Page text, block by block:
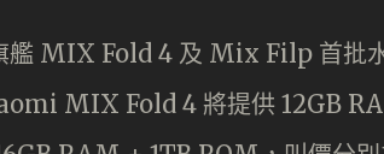
MIX Fold 4 及 Mix Filp 首批
MIX Fold 4 將提供 12GB